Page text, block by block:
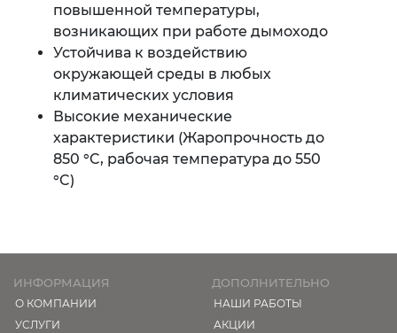
повышенной температуры,
возникающих при работе дымоходо
Устойчива к воздействию
окружающей среды в любых
климатических условия
Высокие механические
характеристики (Жаропрочность до
850 °C, рабочая температура до 550
°C)
ИНФОРМАЦИЯ
О КОМПАНИИ
УСЛУГИ
ДОПОЛНИТЕЛЬНО
НАШИ РАБОТЫ
АКЦИИ